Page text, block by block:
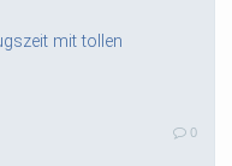
mit tollen
0